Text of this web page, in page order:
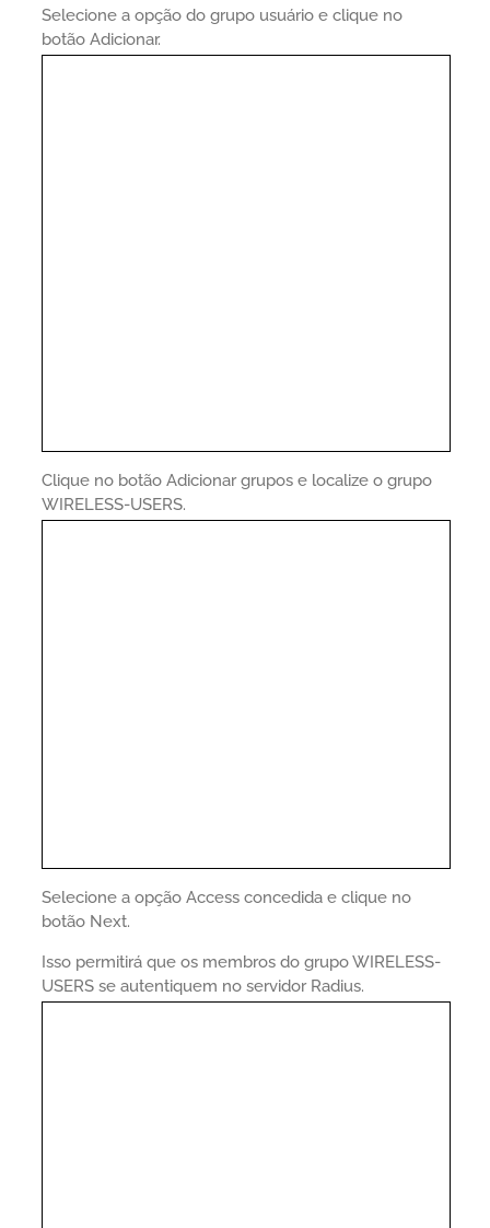
Selecione a opção do grupo usuário e clique no
botão Adicionar.
Clique no botão Adicionar grupos e localize o grupo
WIRELESS-USERS.
Selecione a opção Access concedida e clique no
botão Next.
Isso permitirá que os membros do grupo WIRELESS-
USERS se autentiquem no servidor Radius.